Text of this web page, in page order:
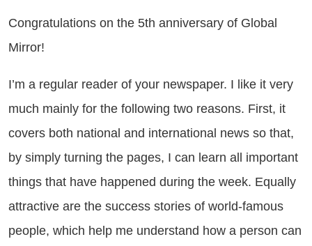
on the 5th anniversary of Global
Mirror!
a regular reader of your newspaper. I like it very
much mainly for the following two reasons. First, it
covers both national and international news so that,
by simply turning the pages, I can learn all important
things that have happened during the week. Equally
attractive are the success stories of world-famous
people, which help me understand how a person can